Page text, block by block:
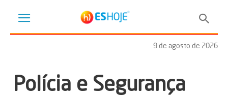
9 de agosto de 2026
Polícia e Segurança